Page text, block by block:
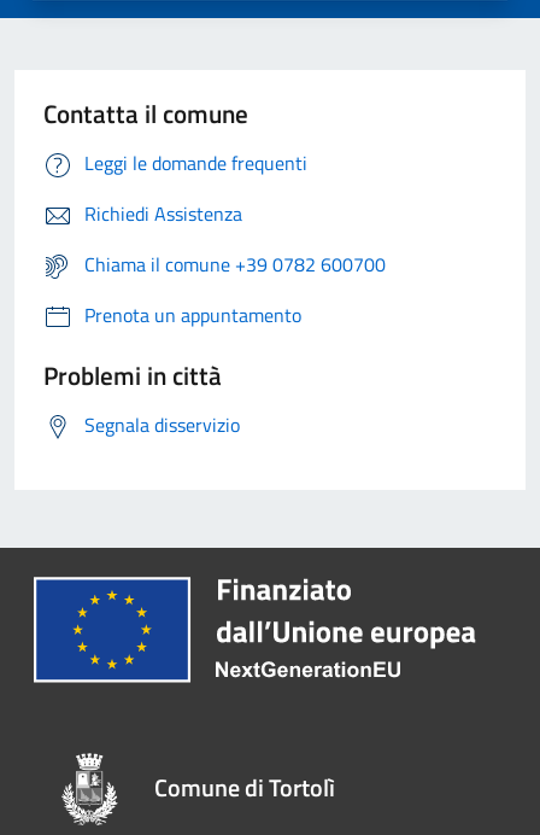
Contatta il comune
Leggi le domande frequenti
Richiedi Assistenza
Chiama il comune +39 0782 600700
Prenota un appuntamento
Problemi in città
Segnala disservizio
Comune di Tortolì